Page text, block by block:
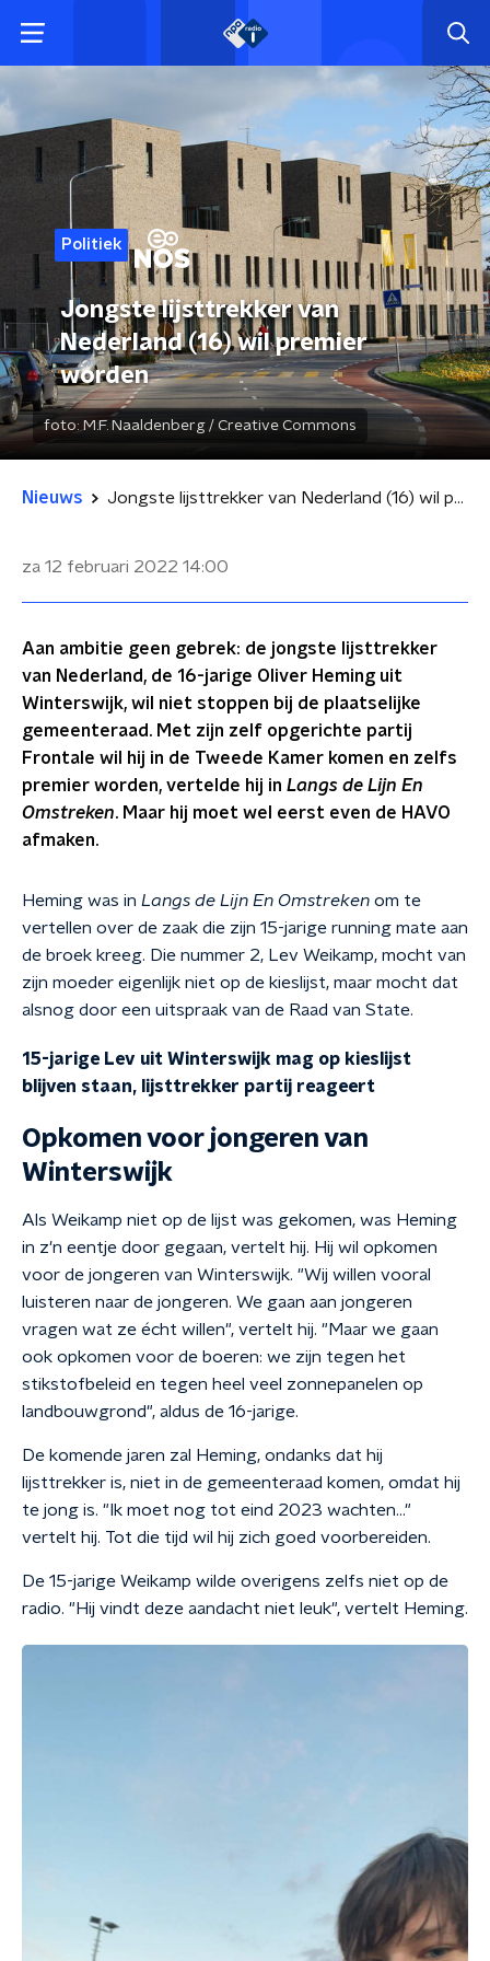
Politiek
Jongste lijsttrekker van
Nederland (16) wil premier
worden
foto: M.F. Naaldenberg / Creative Commons
Nieuws Jongste lijsttrekker van Nederland (16) wil premier worden
za 12 februari 2022 14:00
Aan ambitie geen gebrek: de jongste lijsttrekker
van Nederland, de 16-jarige Oliver Heming uit
Winterswijk, wil niet stoppen bij de plaatselijke
gemeenteraad. Met zijn zelf opgerichte partij
Frontale wil hij in de Tweede Kamer komen en zelfs
premier worden, vertelde hij in Langs de Lijn En
Omstreken. Maar hij moet wel eerst even de HAVO
afmaken.
Heming was in Langs de Lijn En Omstreken om te
vertellen over de zaak die zijn 15-jarige running mate aan
de broek kreeg. Die nummer 2, Lev Weikamp, mocht van
zijn moeder eigenlijk niet op de kieslijst, maar mocht dat
alsnog door een uitspraak van de Raad van State.
15-jarige Lev uit Winterswijk mag op kieslijst
blijven staan, lijsttrekker partij reageert
Opkomen voor jongeren van
Winterswijk
Als Weikamp niet op de lijst was gekomen, was Heming
in z'n eentje door gegaan, vertelt hij. Hij wil opkomen
voor de jongeren van Winterswijk. "Wij willen vooral
luisteren naar de jongeren. We gaan aan jongeren
vragen wat ze écht willen", vertelt hij. "Maar we gaan
ook opkomen voor de boeren: we zijn tegen het
stikstofbeleid en tegen heel veel zonnepanelen op
landbouwgrond", aldus de 16-jarige.
De komende jaren zal Heming, ondanks dat hij
lijsttrekker is, niet in de gemeenteraad komen, omdat hij
te jong is. "Ik moet nog tot eind 2023 wachten..."
vertelt hij. Tot die tijd wil hij zich goed voorbereiden.
De 15-jarige Weikamp wilde overigens zelfs niet op de
radio. "Hij vindt deze aandacht niet leuk", vertelt Heming.